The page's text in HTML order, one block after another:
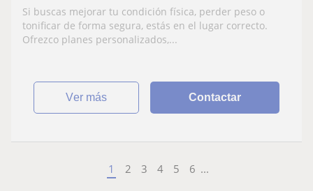
Si buscas mejorar tu condición física, perder peso o
tonificar de forma segura, estás en el lugar correcto.
Ofrezco planes personalizados,...
ver más Contactar
1 2 3 4 5 6 ...